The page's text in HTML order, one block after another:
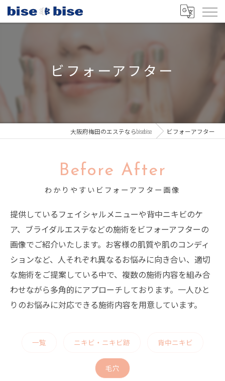
ビフォーアフター
大阪府梅田のエステならbisebise ビフォーアフター
Before After
わかりやすいビフォーアフター画像
提供しているフェイシャルメニューや背中ニキビのケ
ア、ブライダルエステなどの施術をビフォーアフターの
画像でご紹介いたします。お客様の肌質や肌のコンディ
ションなど、人それぞれ異なるお悩みに向き合い、適切
な施術をご提案している中で、複数の施術内容を組み合
わせながら多角的にアプローチしております。一人ひと
りのお悩みに対応できる施術内容を用意しています。
一覧 ニキビ・ニキビ跡 背中ニキビ
毛穴